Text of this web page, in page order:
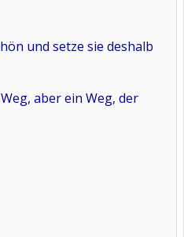
und setze sie deshalb
aber ein Weg, der